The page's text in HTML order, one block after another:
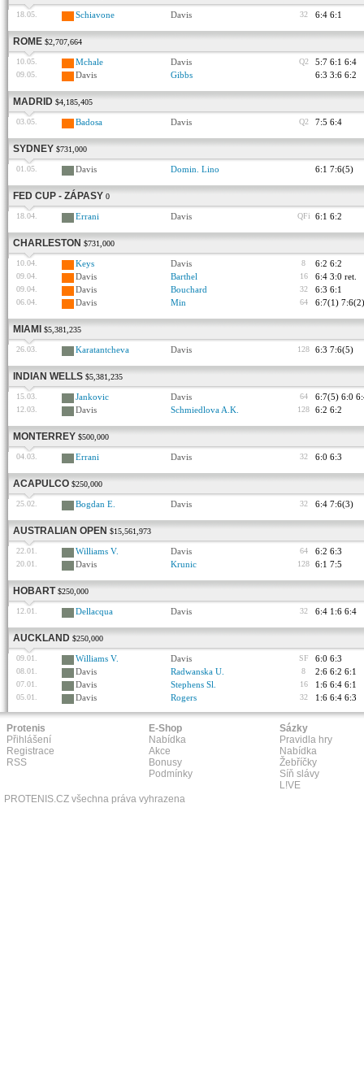
18.05. Schiavone Davis 32 6:4 6:1
ROME $2,707,664
10.05. Mchale Davis Q2 5:7 6:1 6:4
09.05. Davis Gibbs 6:3 3:6 6:2
MADRID $4,185,405
03.05. Badosa Davis Q2 7:5 6:4
SYDNEY $731,000
01.05. Davis Domin. Lino 6:1 7:6(5)
FED CUP - ZÁPASY 0
18.04. Errani Davis QFi 6:1 6:2
CHARLESTON $731,000
10.04. Keys Davis 8 6:2 6:2
09.04. Davis Barthel 16 6:4 3:0 ret.
09.04. Davis Bouchard 32 6:3 6:1
06.04. Davis Min 64 6:7(1)
MIAMI $5,381,235
26.03. Karatantcheva Davis 128 6:3 7:6(5)
INDIAN WELLS $5,381,235
15.03. Jankovic Davis 64 6:7(5) 6:0
12.03. Davis Schmiedlova A.K. 128 6:2 6:2
MONTERREY $500,000
04.03. Errani Davis 32 6:0 6:3
ACAPULCO $250,000
25.02. Bogdan E. Davis 32 6:4 7:6(3)
AUSTRALIAN OPEN $15,561,973
22.01. Williams V. Davis 64 6:2 6:3
20.01. Davis Krunic 128 6:1 7:5
HOBART $250,000
12.01. Dellacqua Davis 32 6:4 1:6 6:4
AUCKLAND $250,000
09.01. Williams V. Davis SF 6:0 6:3
08.01. Davis Radwanska U. 8 2:6 6:2 6:1
07.01. Davis Stephens Sl. 16 1:6 6:4 6:1
05.01. Davis Rogers 32 1:6 6:4 6:3
Protenis
Přihlášení
Registrace
RSS
E-Shop
Nabídka
Akce
Bonusy
Podmínky
Sázky
Pravidla hry
Nabídka
Žebříčky
Síň slávy
L!VE
PROTENIS.CZ všechna práva vyhrazena